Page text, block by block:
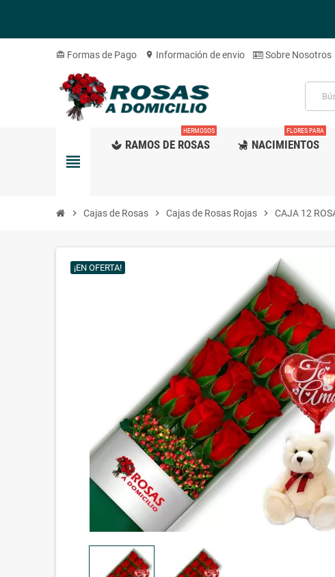
card_giftcard Formas de Pago location_on Información de envio Sobre Nosotros
view_headline
spa RAMOS DE ROSAS
HERMOSOS
child_friendly NACIMIENTOS
FLORES PARA
chevron_right Cajas de Rosas chevron_right Cajas de Rosas Rojas chevron_right CAJA 12
¡EN OFERTA!